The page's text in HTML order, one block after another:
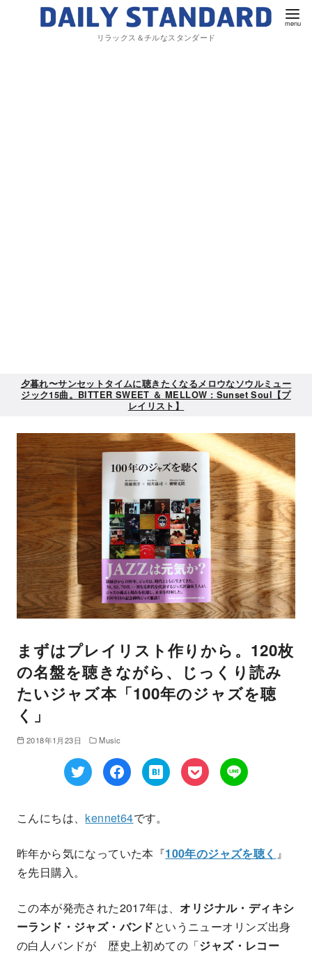
リラックス＆チルなスタンダード
夕暮れ〜サンセットタイムに聴きたくなるメロウなソウルミュー
ジック15曲。BITTER SWEET ＆ MELLOW : Sunset Soul【プ
レイリスト】
まずはプレイリスト作りから。120枚
の名盤を聴きながら、じっくり読み
たいジャズ本「100年のジャズを聴
く」
2018年1月23日 Music
こんにちは、 kennet64です。
昨年から気になっていた本『100年のジャズを聴く 』
を先日購入。
この本が発売された2017年は、 オリジナル・ディキシ
ーランド・ジャズ・バンドというニューオリンズ出身
の白人バンドが 歴史上初めての「ジャズ・レコー